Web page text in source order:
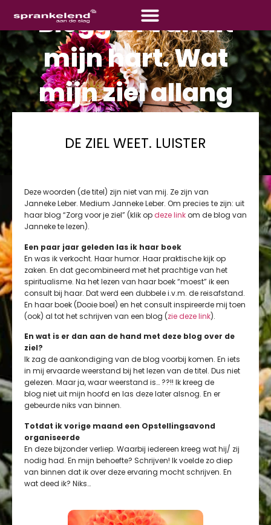
Bloggen vanuit
mijn hart. Wat
mijn ziel allang
openheid. Hier het begin.
DE ZIEL WEET. LUISTER
Deze woorden (de titel) zijn niet van mij. Ze zijn van
Janneke Leber. Medium Janneke Leber. Om precies te zijn: uit
haar blog “Zorg voor je ziel” (klik opdeze linkom de blog van
Janneke te lezen).
Een paar jaar geleden las ik haar boek
En was ik verkocht. Haar humor. Haar praktische kijk op
zaken. En dat gecombineerd met het prachtige van het
spiritualisme. Na het lezen van haar boek “moest” ik een
consult bij haar. Dat werd een dubbele i.v.m. de reisafstand.
En haar boek (Dooie boel) en het consult inspireerde mij toen
(ook) al tot het schrijven van een blog (zie deze link).
En wat is er dan aan de hand met deze blog over de
ziel?
Ik zag de aankondiging van de blog voorbij komen. En iets
in mij ervaarde weerstand bij het lezen van de titel. Dus niet
gelezen. Maar ja, waar weerstand is… ??!! Ik kreeg de
blog niet uit mijn hoofd en las deze later alsnog. En er
gebeurde niks van binnen.
Totdat ik vorige maand een Opstellingsavond
organiseerde
En deze bijzonder verliep. Waarbij iedereen kreeg wat hij/ zij
nodig had. En mijn behoefte? Schrijven! Ik voelde zo diep
van binnen dat ik over deze ervaring mocht schrijven. En
wat deed ik? Niks…